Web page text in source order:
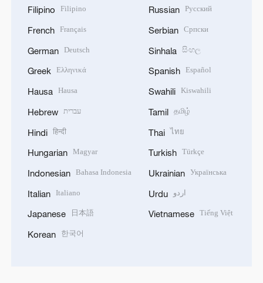
Filipino Filipino
French Français
German Deutsch
Greek Ελληνικά
Hausa Hausa
Hebrew עברית
Hindi हिन्दी
Hungarian Magyar
Indonesian Bahasa Indonesia
Italian Italiano
Japanese 日本語
Korean 한국어
Russian Русский
Serbian Српски
Sinhala සිංහල
Spanish Español
Swahili Kiswahili
Tamil தமிழ்
Thai ไทย
Turkish Türkçe
Ukrainian Українська
Urdu اردو
Vietnamese Tiếng Việt